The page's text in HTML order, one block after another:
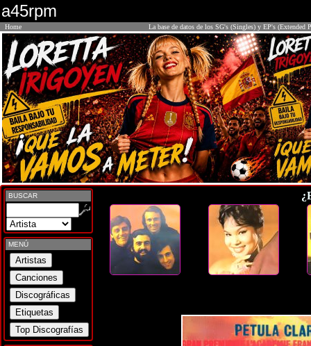
a45rpm
Home La base de datos de los SG's (Singles) y EP's (Extended
BUSCAR
MENÚ